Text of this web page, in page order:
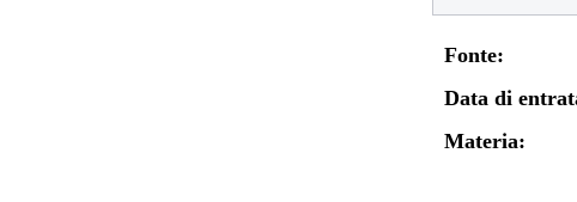
Fonte:
Data di
Materia: